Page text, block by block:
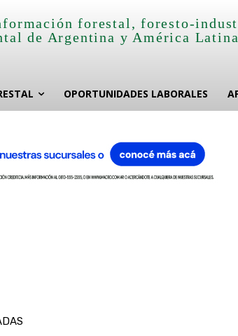
forestal, foresto-
de Argentina y América
OPORTUNIDADES LABORALES